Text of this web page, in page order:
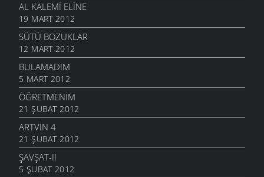
AL KALEMI ELINE
19 MART 2012
SÜTÜ BOZUKLAR
12 MART 2012
BULAMADIM
5 MART 2012
ÖĞRETMENIM
21 ŞUBAT 2012
ARTVIN 4
21 ŞUBAT 2012
ŞAVŞAT-II
5 ŞUBAT 2012